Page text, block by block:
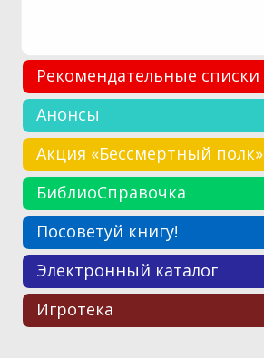
Рекомендательные списки
Анонсы
Акция «Бессмертный полк»
БиблиоСправочка
Посоветуй книгу!
Электронный каталог
Игротека